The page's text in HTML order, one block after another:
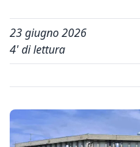
23 giugno 2026
4' di lettura